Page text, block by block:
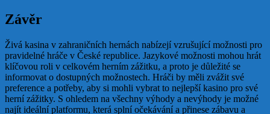
Závěr
Živá kasina v zahraničních hernách nabízejí vzrušující možnosti pro
pravidelné hráče v České republice. Jazykové možnosti mohou hrát
klíčovou roli v celkovém herním zážitku, a proto je důležité se
informovat o dostupných možnostech. Hráči by měli zvážit své
preference a potřeby, aby si mohli vybrat to nejlepší kasino pro své
herní zážitky. S ohledem na všechny výhody a nevýhody je možné
najít ideální platformu, která splní očekávání a přinese zábavu a